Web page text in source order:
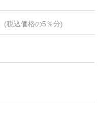
(税込価格の5％分)